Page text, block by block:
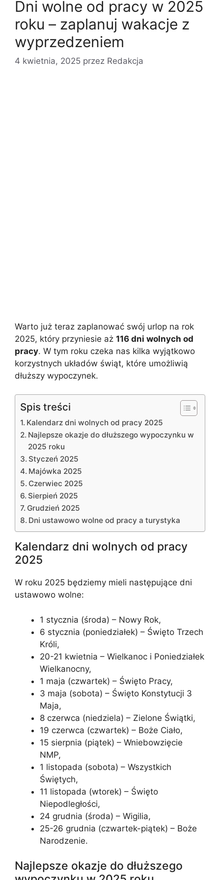
Dni wolne od pracy w 2025
roku – zaplanuj wakacje z
wyprzedzeniem
4 kwietnia, 2025 przez Redakcja
Warto już teraz zaplanować swój urlop na rok
2025, który przyniesie aż 116 dni wolnych od
pracy. W tym roku czeka nas kilka wyjątkowo
korzystnych układów świąt, które umożliwią
dłuższy wypoczynek.
Spis treści
Kalendarz dni wolnych od pracy 2025
Najlepsze okazje do dłuższego wypoczynku w
2025 roku
Styczeń 2025
Majówka 2025
Czerwiec 2025
Sierpień 2025
Grudzień 2025
Dni ustawowo wolne od pracy a turystyka
Kalendarz dni wolnych od pracy
2025
W roku 2025 będziemy mieli następujące dni
ustawowo wolne:
1 stycznia (środa) – Nowy Rok,
6 stycznia (poniedziałek) – Święto Trzech
Króli,
20-21 kwietnia – Wielkanoc i Poniedziałek
Wielkanocny,
1 maja (czwartek) – Święto Pracy,
3 maja (sobota) – Święto Konstytucji 3
Maja,
8 czerwca (niedziela) – Zielone Świątki,
19 czerwca (czwartek) – Boże Ciało,
15 sierpnia (piątek) – Wniebowzięcie
NMP,
1 listopada (sobota) – Wszystkich
Świętych,
11 listopada (wtorek) – Święto
Niepodległości,
24 grudnia (środa) – Wigilia,
25-26 grudnia (czwartek-piątek) – Boże
Narodzenie.
Najlepsze okazje do dłuższego